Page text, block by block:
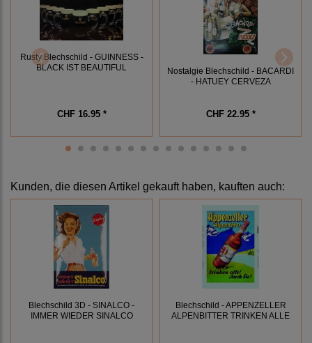
Rusty Blechschild - GUINNESS -
BLACK IST BEAUTIFUL
CHF 16.95 *
Nostalgie Blechschild - BACARDI
- HATUEY CERVEZA
CHF 22.95 *
Kunden, die diesen Artikel gekauft haben, kauften auch:
Blechschild 3D - SINALCO -
IMMER WIEDER SINALCO
Blechschild - APPENZELLER
ALPENBITTER TRINKEN ALLE